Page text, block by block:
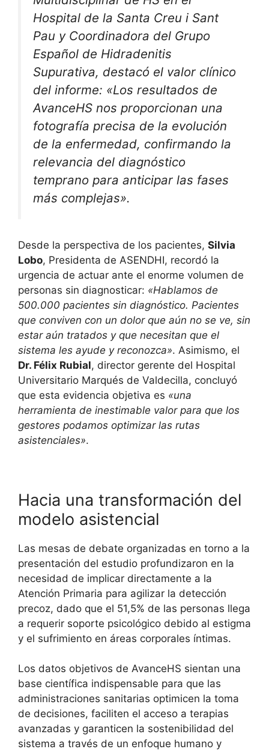
Hospital de la Santa Creu i Sant
Pau y Coordinadora del Grupo
Español de Hidradenitis
Supurativa, destacó el valor clínico
del informe: «Los resultados de
AvanceHS nos proporcionan una
fotografía precisa de la evolución
de la enfermedad, confirmando la
relevancia del diagnóstico
temprano para anticipar las fases
más complejas».
Desde la perspectiva de los pacientes, Silvia
Lobo, Presidenta de ASENDHI, recordó la
urgencia de actuar ante el enorme volumen de
personas sin diagnosticar: «Hablamos de
500.000 pacientes sin diagnóstico. Pacientes
que conviven con un dolor que aún no se ve, sin
estar aún tratados y que necesitan que el
sistema les ayude y reconozca». Asimismo, el
Dr. Félix Rubial, director gerente del Hospital
Universitario Marqués de Valdecilla, concluyó
que esta evidencia objetiva es «una
herramienta de inestimable valor para que los
gestores podamos optimizar las rutas
asistenciales».
Hacia una transformación del
modelo asistencial
Las mesas de debate organizadas en torno a la
presentación del estudio profundizaron en la
necesidad de implicar directamente a la
Atención Primaria para agilizar la detección
precoz, dado que el 51,5% de las personas llega
a requerir soporte psicológico debido al estigma
y el sufrimiento en áreas corporales íntimas.
Los datos objetivos de AvanceHS sientan una
base científica indispensable para que las
administraciones sanitarias optimicen la toma
de decisiones, faciliten el acceso a terapias
avanzadas y garanticen la sostenibilidad del
sistema a través de un enfoque humano y